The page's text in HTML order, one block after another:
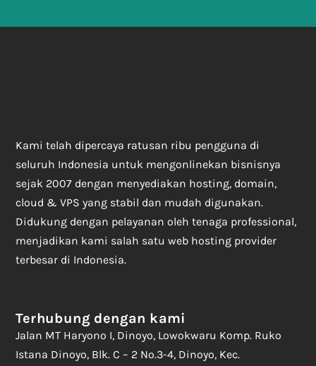
Kami telah dipercaya ratusan ribu pengguna di
seluruh Indonesia untuk mengonlinekan bisnisnya
sejak 2007 dengan menyediakan hosting, domain,
cloud & VPS yang stabil dan mudah digunakan.
Didukung dengan pelayanan oleh tenaga professional,
menjadikan kami salah satu web hosting provider
terbesar di Indonesia.
Terhubung dengan kami
Jalan MT Haryono I, Dinoyo, Lowokwaru Komp. Ruko
Istana Dinoyo, Blk. C – 2 No.3-4, Dinoyo, Kec.